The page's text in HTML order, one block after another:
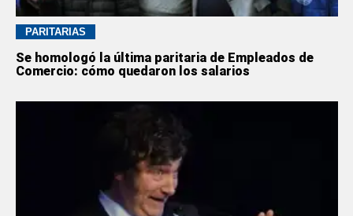
PARITARIAS
Se homologó la última paritaria de Empleados de
Comercio: cómo quedaron los salarios